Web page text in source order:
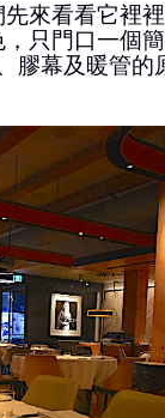
來看看它裡
只門口一個
膠幕及暖管